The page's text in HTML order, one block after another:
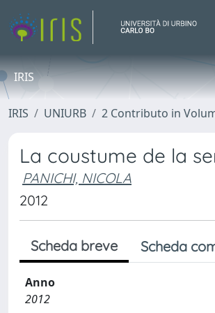
IRIS
IRIS UNIURB 2 Contributo in
La coustume de la
PANICHI, NICOLA
2012
Scheda breve Scheda
Anno
2012